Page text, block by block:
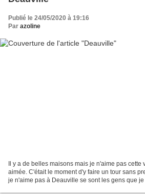
Publié le 24/05/2020 à 19:16
Par azoline
Il y a de belles maisons mais je n'aime pas cette
aimée. C'était le moment d'y faire un tour sans
je n'aime pas à Deauville se sont les gens que je